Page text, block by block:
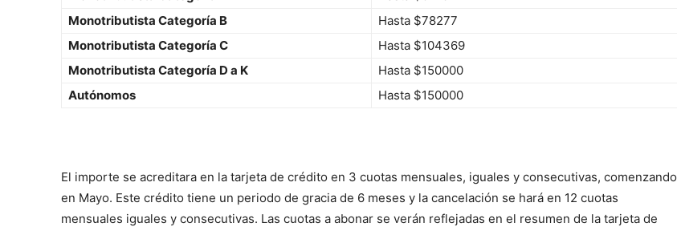
Monotributista Categoría B
Hasta $78277
Monotributista Categoría C
Hasta $104369
Monotributista Categoría D a K
Hasta $150000
Autónomos
Hasta $150000
El importe se acreditara en la tarjeta de crédito en 3 cuotas mensuales, iguales y consecutivas, comenzando
en Mayo. Este crédito tiene un periodo de gracia de 6 meses y la cancelación se hará en 12 cuotas
mensuales iguales y consecutivas. Las cuotas a abonar se verán reflejadas en el resumen de la tarjeta de